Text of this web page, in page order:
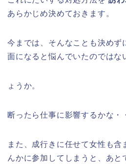
あらかじめ決めておきます。
今までは、そんなことも決めず
面になると悩んでいたのではな
ょうか。
断ったら仕事に影響するかな・
また、成行きに任せて女性も含
んかに参加してしまうと、あと